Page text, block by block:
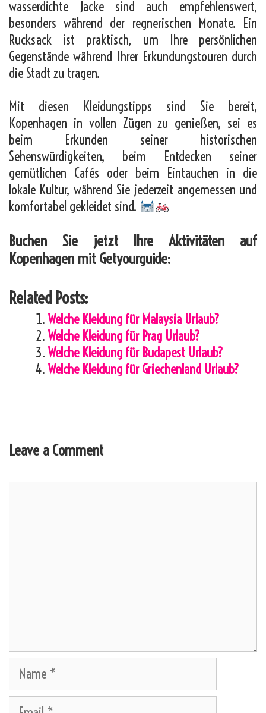
wasserdichte Jacke sind auch empfehlenswert,
besonders während der regnerischen Monate. Ein
Rucksack ist praktisch, um Ihre persönlichen
Gegenstände während Ihrer Erkundungstouren durch
die Stadt zu tragen.
Mit diesen Kleidungstipps sind Sie bereit,
Kopenhagen in vollen Zügen zu genießen, sei es
beim Erkunden seiner historischen
Sehenswürdigkeiten, beim Entdecken seiner
gemütlichen Cafés oder beim Eintauchen in die
lokale Kultur, während Sie jederzeit angemessen und
komfortabel gekleidet sind.
Buchen Sie jetzt Ihre Aktivitäten auf
Kopenhagen mit Getyourguide:
Related Posts:
Welche Kleidung für Malaysia Urlaub?
Welche Kleidung für Prag Urlaub?
Welche Kleidung für Budapest Urlaub?
Welche Kleidung für Griechenland Urlaub?
Leave a Comment
Name
Email